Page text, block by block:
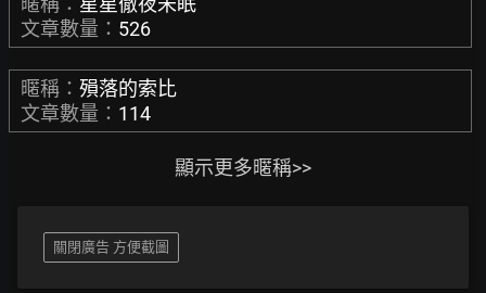
文章數量： 526
暱稱： 殞落的索比
文章數量： 114
顯示更多暱稱>>
關閉廣告 方便截圖